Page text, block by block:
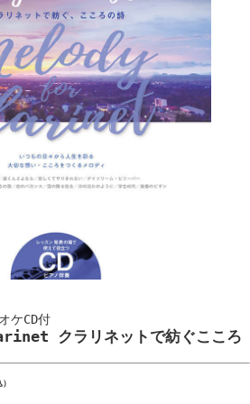
ケCD付
クラリネットで紡ぐこころ